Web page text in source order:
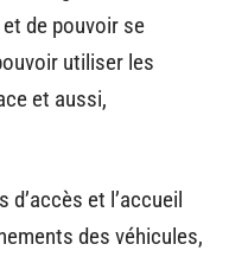
de pouvoir se
utiliser les
et aussi,
et l’accueil
des véhicules,